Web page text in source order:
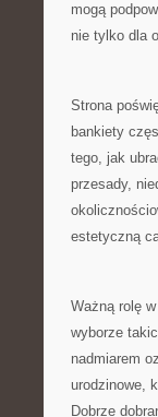
mogą
nie tylko dla
Strona
bankiety
tego, jak
przesady,
estetyczną
Ważną rolę
wyborze
nadmiarem
urodzinowe,
Dobrze